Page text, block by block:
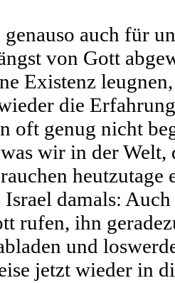
auch für
von Gott
Existenz
die
oft genug nicht
wir in der
heutzutage
damals:
rufen, ihn
und
jetzt wieder in